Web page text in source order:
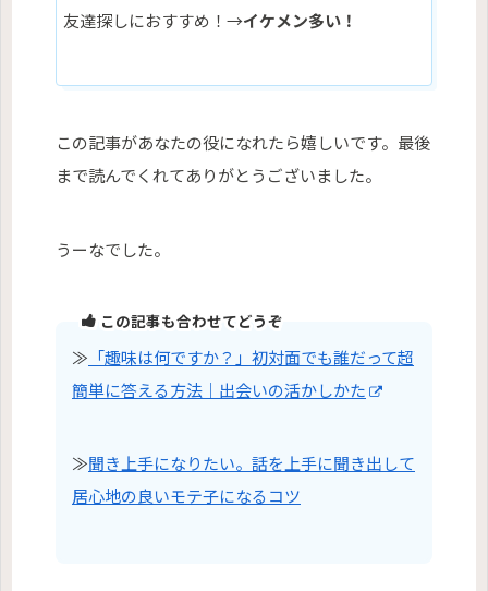
友達探しにおすすめ！→イケメン多い！
この記事があなたの役になれたら嬉しいです。最後
まで読んでくれてありがとうございました。
うーなでした。
この記事も合わせてどうぞ
≫ 「趣味は何ですか？」初対面でも誰だって超
簡単に答える方法｜出会いの活かしかた
≫聞き上手になりたい。話を上手に聞き出して
居心地の良いモテ子になるコツ